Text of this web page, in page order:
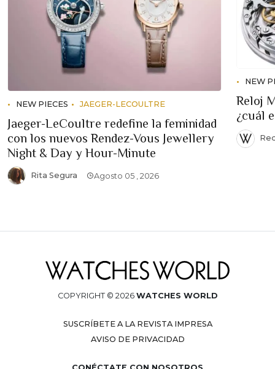
NEW PIECES JAEGER-LECOULTRE
Jaeger-LeCoultre redefine la feminidad
con los nuevos Rendez-Vous Jewellery
Night & Day y Hour-Minute
Rita Segura Agosto 05 , 2026
NEW
Reloj
¿cuál
COPYRIGHT © 2026 WATCHES WORLD
SUSCRÍBETE A LA REVISTA IMPRESA
AVISO DE PRIVACIDAD